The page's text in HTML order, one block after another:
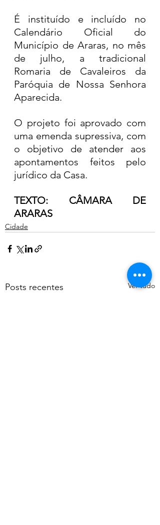
É instituído e incluído no
Calendário Oficial do
Município de Araras, no mês
de julho, a tradicional
Romaria de Cavaleiros da
Paróquia de Nossa Senhora
Aparecida.
O projeto foi aprovado com
uma emenda supressiva, com
o objetivo de atender aos
apontamentos feitos pelo
jurídico da Casa.
TEXTO: CÂMARA DE
ARARAS
Cidade
Posts recentes Ver tudo